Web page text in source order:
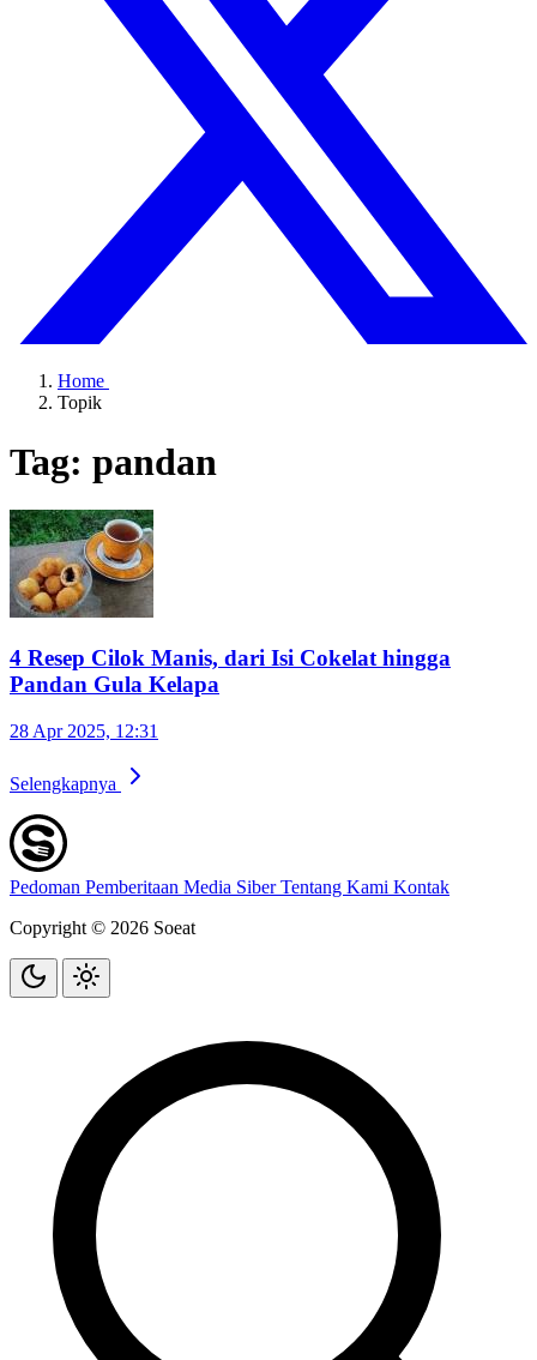
Home
Topik
Tag: pandan
4 Resep Cilok Manis, dari Isi Cokelat hingga
Pandan Gula Kelapa
28 Apr 2025, 12:31
Selengkapnya
Pedoman Pemberitaan Media SiberTentang Kami Kontak
Copyright © 2026 Soeat